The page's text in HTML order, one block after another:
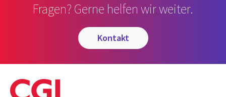
Fragen? Gerne helfen wir weiter.
kontakt